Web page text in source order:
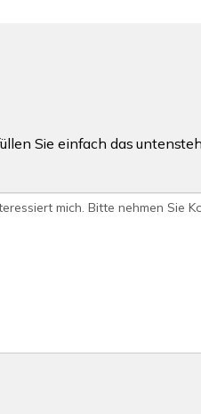
Sie einfach das